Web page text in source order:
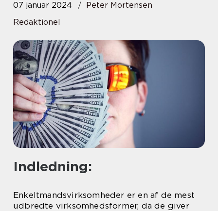
07 januar 2024
Peter Mortensen
Redaktionel
Indledning:
Enkeltmandsvirksomheder er en af de mest
udbredte virksomhedsformer, da de giver